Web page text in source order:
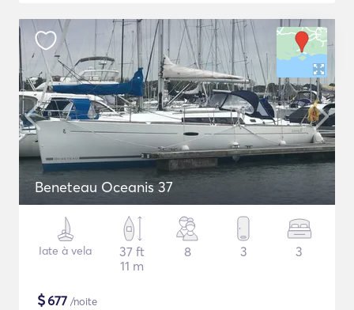
Beneteau Oceanis 37
Iate à vela
37 ft
11 m
8 3 3
$677 /noite